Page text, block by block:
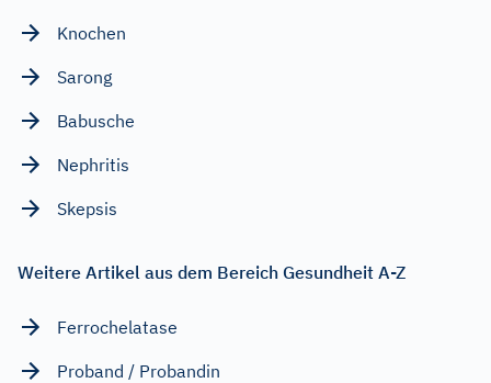
Knochen
Sarong
Babusche
Nephritis
Skepsis
Weitere Artikel aus dem Bereich Gesundheit A-Z
Ferrochelatase
Proband / Probandin